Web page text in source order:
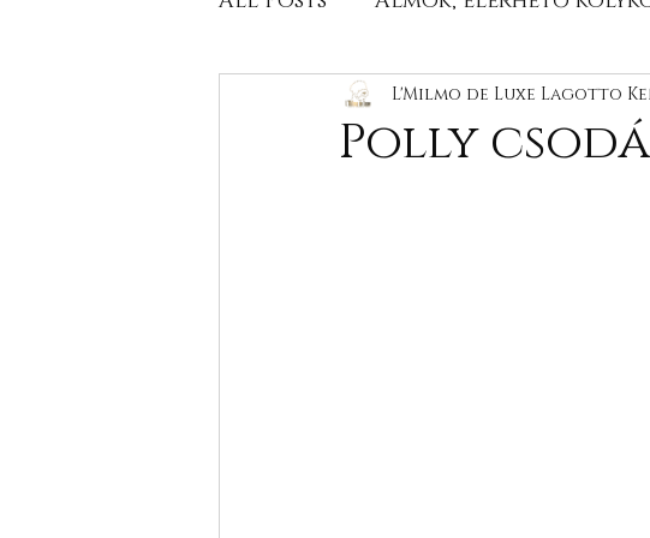
Kiállítási eredmények
Polly
L'Milmo de Luxe Lagotto